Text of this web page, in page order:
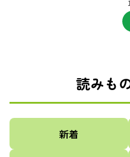
読みも
新着